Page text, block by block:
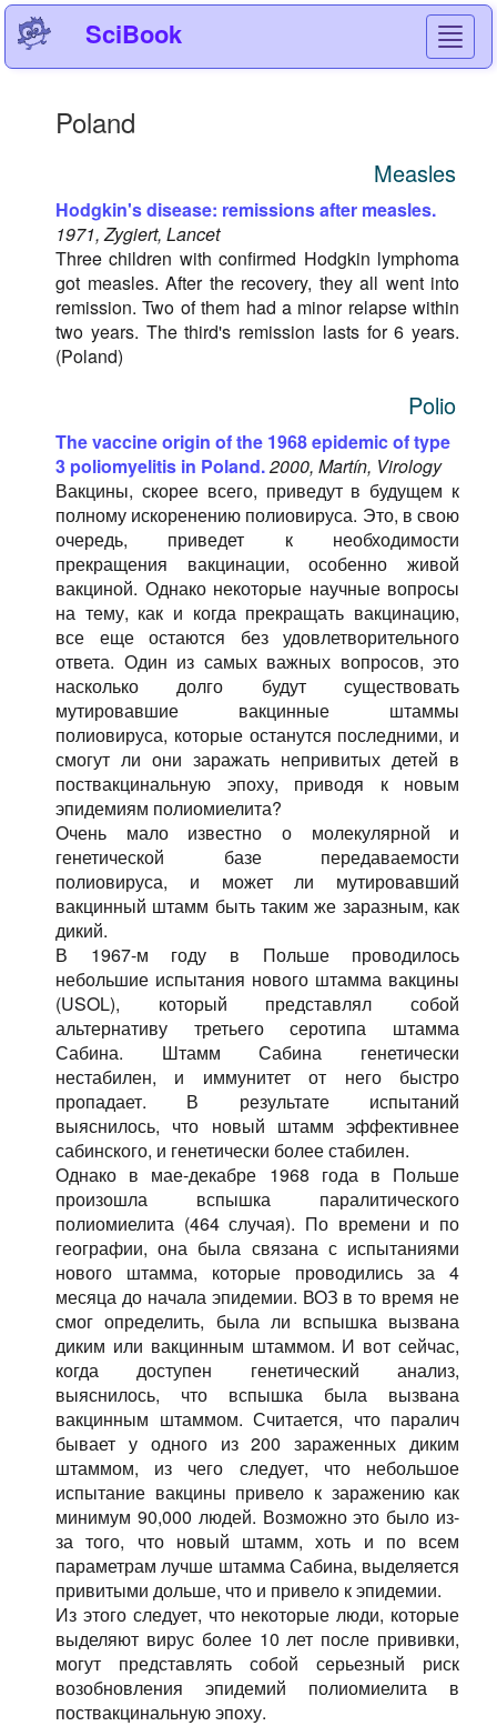
SciBook
Poland
Measles
Hodgkin's disease: remissions after measles.
1971, Zygiert, Lancet
Three children with confirmed Hodgkin lymphoma
got measles. After the recovery, they all went into
remission. Two of them had a minor relapse within
two years. The third's remission lasts for 6 years.
(Poland)
Polio
The vaccine origin of the 1968 epidemic of type
3 poliomyelitis in Poland.2000, Martín, Virology
Вакцины, скорее всего, приведут в будущем к
полному искоренению полиовируса. Это, в свою
очередь, приведет к необходимости
прекращения вакцинации, особенно живой
вакциной. Однако некоторые научные вопросы
на тему, как и когда прекращать вакцинацию,
все еще остаются без удовлетворительного
ответа. Один из самых важных вопросов, это
насколько долго будут существовать
мутировавшие вакцинные штаммы
полиовируса, которые останутся последними, и
смогут ли они заражать непривитых детей в
поствакцинальную эпоху, приводя к новым
эпидемиям полиомиелита?
Очень мало известно о молекулярной и
генетической базе передаваемости
полиовируса, и может ли мутировавший
вакцинный штамм быть таким же заразным, как
дикий.
В 1967-м году в Польше проводилось
небольшие испытания нового штамма вакцины
(USOL), который представлял собой
альтернативу третьего серотипа штамма
Сабина. Штамм Сабина генетически
нестабилен, и иммунитет от него быстро
пропадает. В результате испытаний
выяснилось, что новый штамм эффективнее
сабинского, и генетически более стабилен.
Однако в мае-декабре 1968 года в Польше
произошла вспышка паралитического
полиомиелита (464 случая). По времени и по
географии, она была связана с испытаниями
нового штамма, которые проводились за 4
месяца до начала эпидемии. ВОЗ в то время не
смог определить, была ли вспышка вызвана
диким или вакцинным штаммом. И вот сейчас,
когда доступен генетический анализ,
выяснилось, что вспышка была вызвана
вакцинным штаммом. Считается, что паралич
бывает у одного из 200 зараженных диким
штаммом, из чего следует, что небольшое
испытание вакцины привело к заражению как
минимум 90,000 людей. Возможно это было из-
за того, что новый штамм, хоть и по всем
параметрам лучше штамма Сабина, выделяется
привитыми дольше, что и привело к эпидемии.
Из этого следует, что некоторые люди, которые
выделяют вирус более 10 лет после прививки,
могут представлять собой серьезный риск
возобновления эпидемий полиомиелита в
поствакцинальную эпоху.